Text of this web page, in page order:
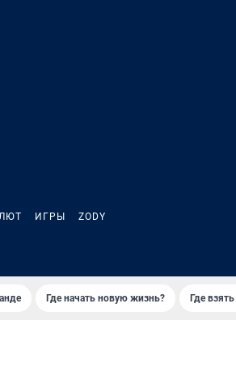
ИГРЫ ZODY
Где начать новую жизнь? Где